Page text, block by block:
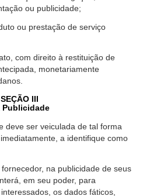
ou publicidade;
ou prestação de serviço
com direito à restituição de
monetariamente
SEÇÃO III
Publicidade
deve ser veiculada de tal forma
a identifique como
fornecedor, na publicidade de seus
em seu poder, para
os dados fáticos,